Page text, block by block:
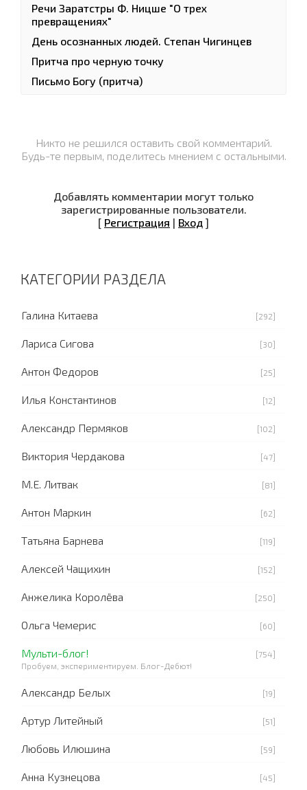
Речи Заратстры Ф. Ницше "О трех
превращениях"
День осознанных людей. Степан Чигинцев
Притча про черную точку
Письмо Богу (притча)
Никто не решился оставить свой комментарий.
Будь-те первым, поделитесь мнением с остальными.
Добавлять комментарии могут только
зарегистрированные пользователи.
[ Регистрация | Вход ]
КАТЕГОРИИ РАЗДЕЛА
Галина Китаева [292]
Лариса Сигова [30]
Антон Федоров [25]
Илья Константинов [12]
Александр Пермяков [102]
Виктория Чердакова [47]
М.Е. Литвак [81]
Антон Маркин [62]
Татьяна Барнева [119]
Алексей Чащихин [152]
Анжелика Королёва [250]
Ольга Чемерис [60]
Мульти-блог!
[754]
Пробуем, экспериментируем. Блог-Дебют!
Александр Белых [19]
Артур Литейный [51]
Любовь Илюшина [59]
Анна Кузнецова [45]